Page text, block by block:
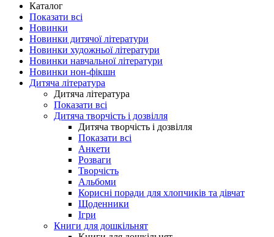
Каталог
Показати всі
Новинки
Новинки дитячої літератури
Новинки художньої літератури
Новинки навчальної літератури
Новинки нон-фікшн
Дитяча література
Дитяча література
Показати всі
Дитяча творчість і дозвілля
Дитяча творчість і дозвілля
Показати всі
Анкети
Розваги
Творчість
Альбоми
Корисні поради для хлопчиків та дівчат
Щоденники
Ігри
Книги для дошкільнят